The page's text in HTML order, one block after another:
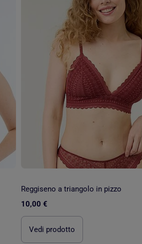
Reggiseno a triangolo in pizzo
10,00 €
Vedi prodotto